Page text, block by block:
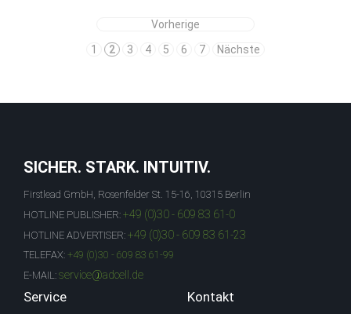
Vorherige
1
2 3 4 5 6 7 Nächste
SICHER. STARK. INTUITIV.
Firstlead GmbH, Rosenfelder St. 15-16, 10315 Berlin
HOTLINE PUBLISHER: +49 (0)30 - 609 83 61-0
HOTLINE ADVERTISER: +49 (0)30 - 609 83 61-23
TELEFAX: +49 (0)30 - 609 83 61-99
E-MAIL: service@adcell.de
Service Kontakt